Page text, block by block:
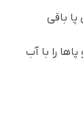
روی پا باقی
را با آب